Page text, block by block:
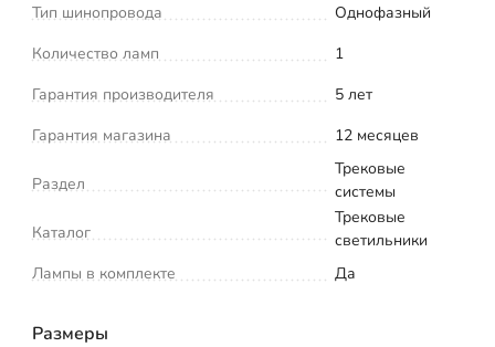
Тип шинопровода
Однофазный
Количество ламп
1
Гарантия производителя
5 лет
Гарантия магазина
12 месяцев
Раздел
Трековые
системы
Каталог
Трековые
светильники
Лампы в комплекте
Да
Размеры